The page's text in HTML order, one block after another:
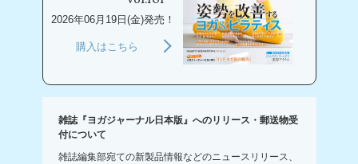
2026年06月19日(金)発売！
購入はこちら
雑誌『ヨガジャーナル日本版』へのリリース・郵送物受
付について
雑誌編集部宛ての新製品情報などのニュースリリース、